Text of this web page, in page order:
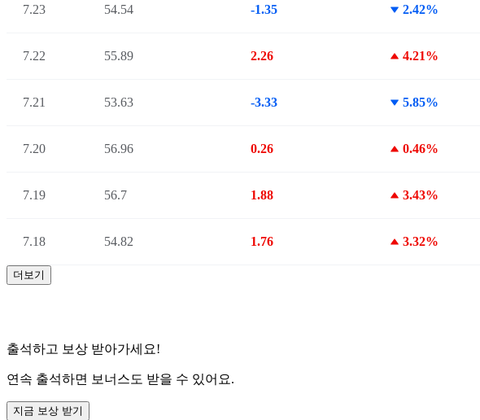
7.23 54.54 -1.35 2.42%
7.22 55.89 2.26 4.21%
7.21 53.63 -3.33 5.85%
7.20 56.96 0.26 0.46%
7.19 56.7 1.88 3.43%
7.18 54.82 1.76 3.32%
더보기
출석하고 보상 받아가세요!
연속 출석하면 보너스도 받을 수 있어요.
지금 보상 받기